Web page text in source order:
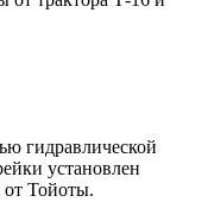
гидравлической
установлен
от Тойоты.